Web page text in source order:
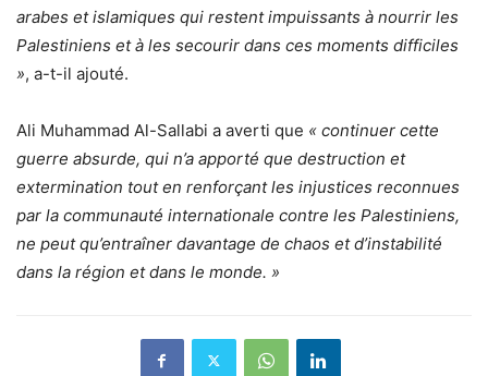
arabes et islamiques qui restent impuissants à nourrir les
Palestiniens et à les secourir dans ces moments difficiles
», a-t-il ajouté.
Ali Muhammad Al-Sallabi a averti que « continuer cette
guerre absurde, qui n’a apporté que destruction et
extermination tout en renforçant les injustices reconnues
par la communauté internationale contre les Palestiniens,
ne peut qu’entraîner davantage de chaos et d’instabilité
dans la région et dans le monde. »